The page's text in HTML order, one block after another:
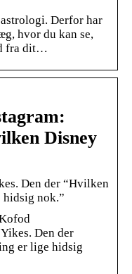
Derfor har
hvor du kan se,
fra dit…
Disney
Den der “Hvilken
nok.”
Den der
er lige hidsig